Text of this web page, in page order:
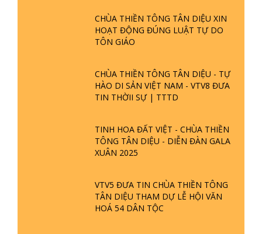
CHÙA THIỀN TÔNG TÂN DIỆU XIN
HOẠT ĐỘNG ĐÚNG LUẬT TỰ DO
TÔN GIÁO
CHÙA THIỀN TÔNG TÂN DIỆU - TỰ
HÀO DI SẢN VIỆT NAM - VTV8 ĐƯA
TIN THỜII SỰ | TTTD
TINH HOA ĐẤT VIỆT - CHÙA THIỀN
TÔNG TÂN DIỆU - DIỄN ĐÀN GALA
XUÂN 2025
VTV5 ĐƯA TIN CHÙA THIỀN TÔNG
TÂN DIỆU THAM DỰ LỄ HỘI VĂN
HOÁ 54 DÂN TỘC